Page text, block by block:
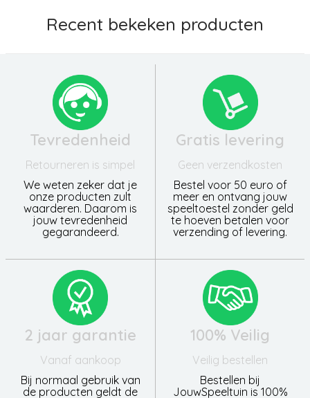
Recent bekeken producten
Tevredenheid
Retourneren is simpel
We weten zeker dat je
onze producten zult
waarderen. Daarom is
jouw tevredenheid
gegarandeerd.
Gratis levering
Geen verzendkosten
Bestel voor 50 euro of
meer en ontvang jouw
speeltoestel zonder geld
te hoeven betalen voor
verzending of levering.
2 jaar garantie
Vanaf aankoop
Bij normaal gebruik van
de producten geldt de
100% Veilig
Veilig bestellen
Bestellen bij
JouwSpeeltuin is 100%